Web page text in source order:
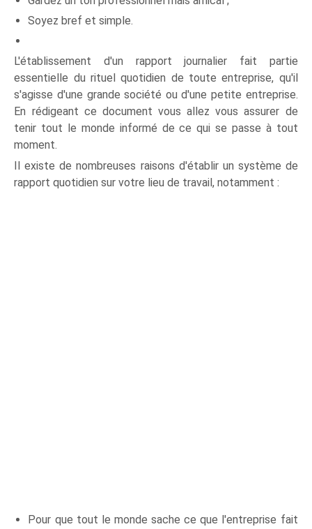
Soyez bref et simple.
L'établissement d'un rapport journalier fait partie
essentielle du rituel quotidien de toute entreprise, qu'il
s'agisse d'une grande société ou d'une petite entreprise.
En rédigeant ce document vous allez vous assurer de
tenir tout le monde informé de ce qui se passe à tout
moment.
Il existe de nombreuses raisons d'établir un système de
rapport quotidien sur votre lieu de travail, notamment :
Pour que tout le monde sache ce que l'entreprise fait